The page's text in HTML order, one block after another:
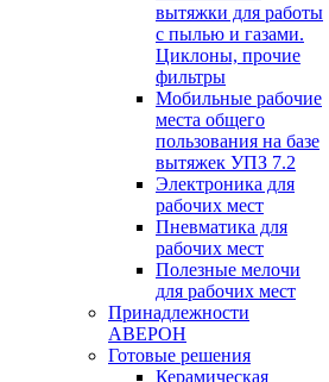
вытяжки для работы
с пылью и газами.
Циклоны, прочие
фильтры
Мобильные рабочие
места общего
пользования на базе
вытяжек УПЗ 7.2
Электроника для
рабочих мест
Пневматика для
рабочих мест
Полезные мелочи
для рабочих мест
Принадлежности
АВЕРОН
Готовые решения
Керамическая